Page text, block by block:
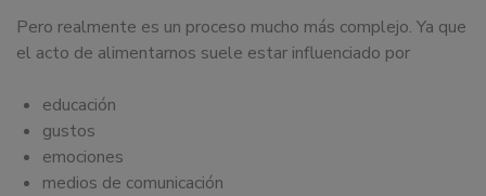
instituciones,
organismos,
ferias,
eventos.
Pero realmente es un proceso mucho más complejo. Ya que
el acto de alimentarnos suele estar influenciado por
educación
gustos
emociones
medios de comunicación